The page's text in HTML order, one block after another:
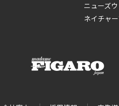
ニューズ
ネイチャ